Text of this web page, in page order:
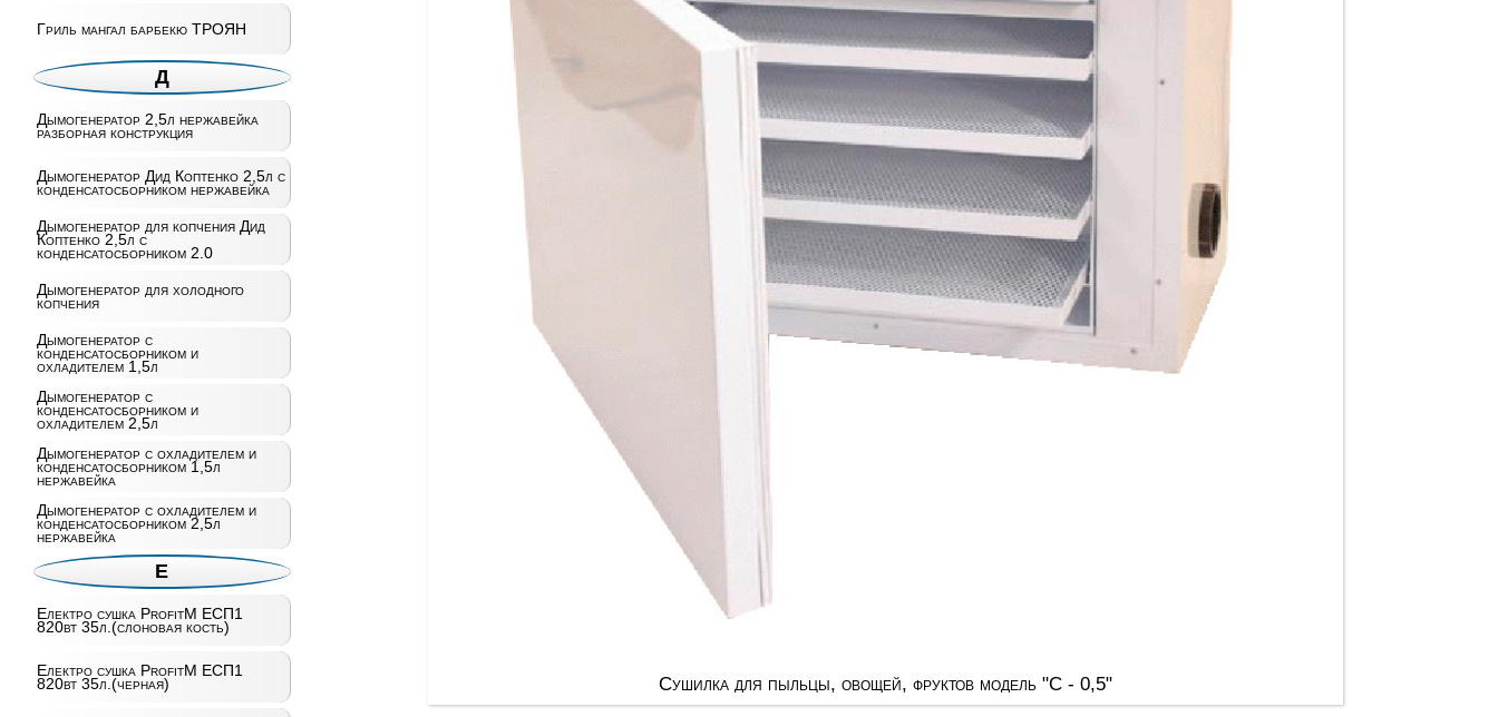
Гриль мангал барбекю ТРОЯН
Д
Дымогенератор 2,5л нержавейка
разборная конструкция
Дымогенератор Дид Коптенко 2,5л с
конденсатосборником нержавейка
Дымогенератор для копчения Дид
Коптенко 2,5л с
конденсатосборником 2.0
Дымогенератор для холодного
копчения
Дымогенератор с
конденсатосборником и
охладителем 1,5л
Дымогенератор с
конденсатосборником и
охладителем 2,5л
Дымогенератор с охладителем и
конденсатосборником 1,5л
нержавейка
Дымогенератор с охладителем и
конденсатосборником 2,5л
нержавейка
Е
Електро сушка ProfitM ЕСП1
820вт 35л.(слоновая кость)
Електро сушка ProfitM ЕСП1
820вт 35л.(черная) Сушилка для пыльцы, овощей, фруктов модель "С - 0,5"